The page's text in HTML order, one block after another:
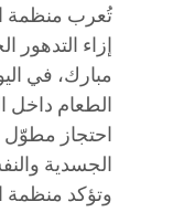
تُعرب منظمة
إزاء
مبارك، في
الطعام
احتجاز
الجسدية
وتؤكد منظمة